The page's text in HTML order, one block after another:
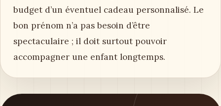
budget d’un éventuel cadeau personnalisé. Le
bon prénom n’a pas besoin d’être
spectaculaire ; il doit surtout pouvoir
accompagner une enfant longtemps.